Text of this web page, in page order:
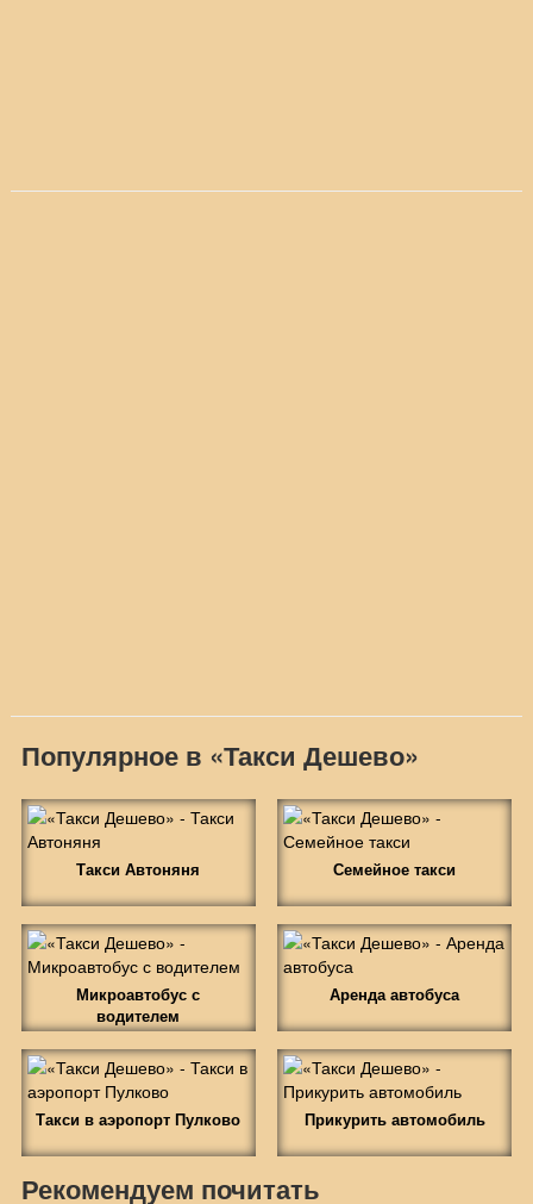
Популярное в «Такси Дешево»
Такси Автоняня Семейное такси
Микроавтобус с
водителем
Аренда автобуса
Такси в аэропорт Пулково Прикурить автомобиль
Рекомендуем почитать